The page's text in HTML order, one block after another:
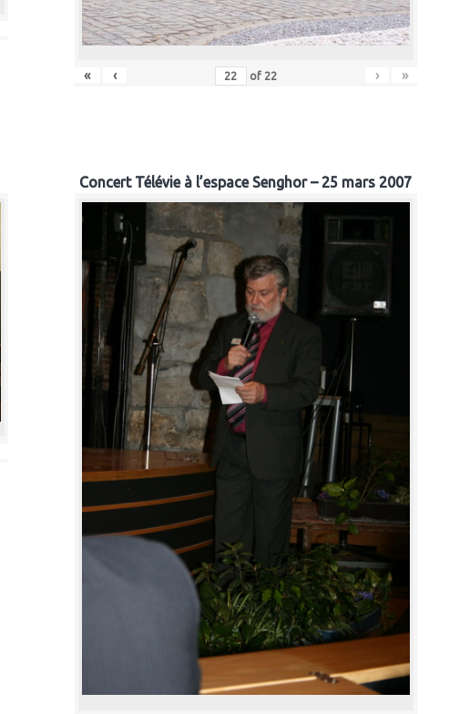
« ‹ of 22 › »
Concert Télévie à l’espace Senghor – 25 mars 2007